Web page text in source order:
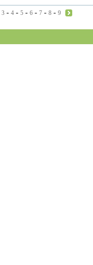
3 - 4 - 5 - 6 - 7 - 8 - 9